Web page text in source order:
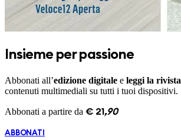
Insieme per passione
Abbonati all’edizione digitale e leggi la rivista
contenuti multimediali su tutti i tuoi dispositivi.
Abbonati a partire da € 21 ,90
ABBONATI